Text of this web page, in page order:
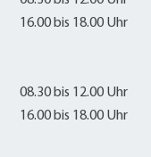
16.00 bis 18.00 Uhr
08.30 bis 12.00 Uhr
16.00 bis 18.00 Uhr